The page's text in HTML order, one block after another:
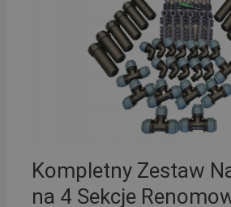
Kompletny Zestaw
na 4 Sekcje